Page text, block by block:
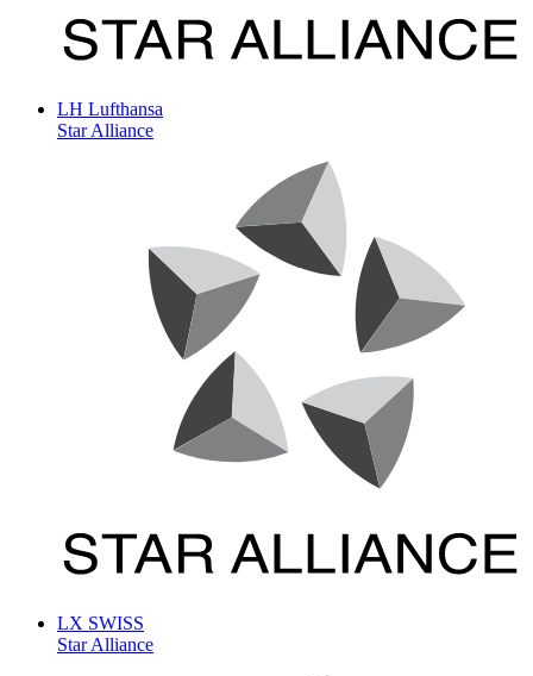
LH Lufthansa
Star Alliance
LX SWISS
Star Alliance